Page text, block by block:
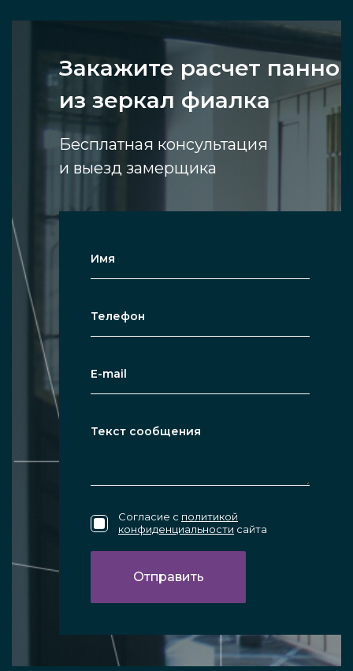
Закажите расчет панно
из зеркал фиалка
Бесплатная консультация
и выезд замерщика
Согласие с политикой
конфиденциальности сайта